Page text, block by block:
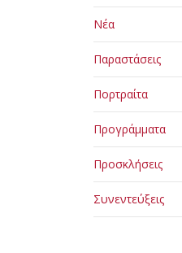
Νέα
Παραστάσεις
Πορτραίτα
Προγράμματα
Προσκλήσεις
Συνεντεύξεις